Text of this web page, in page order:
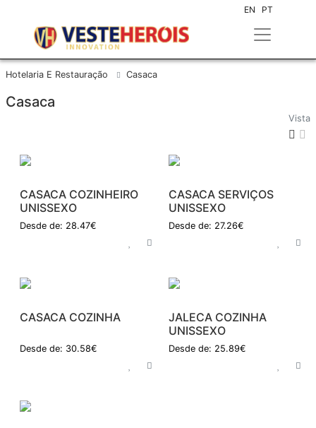
EN PT
Hotelaria E Restauração Casaca
Casaca
Vista
CASACA COZINHEIRO
UNISSEXO
Desde de: 28.47€
CASACA SERVIÇOS
UNISSEXO
Desde de: 27.26€
CASACA COZINHA
Desde de: 30.58€
JALECA COZINHA
UNISSEXO
Desde de: 25.89€